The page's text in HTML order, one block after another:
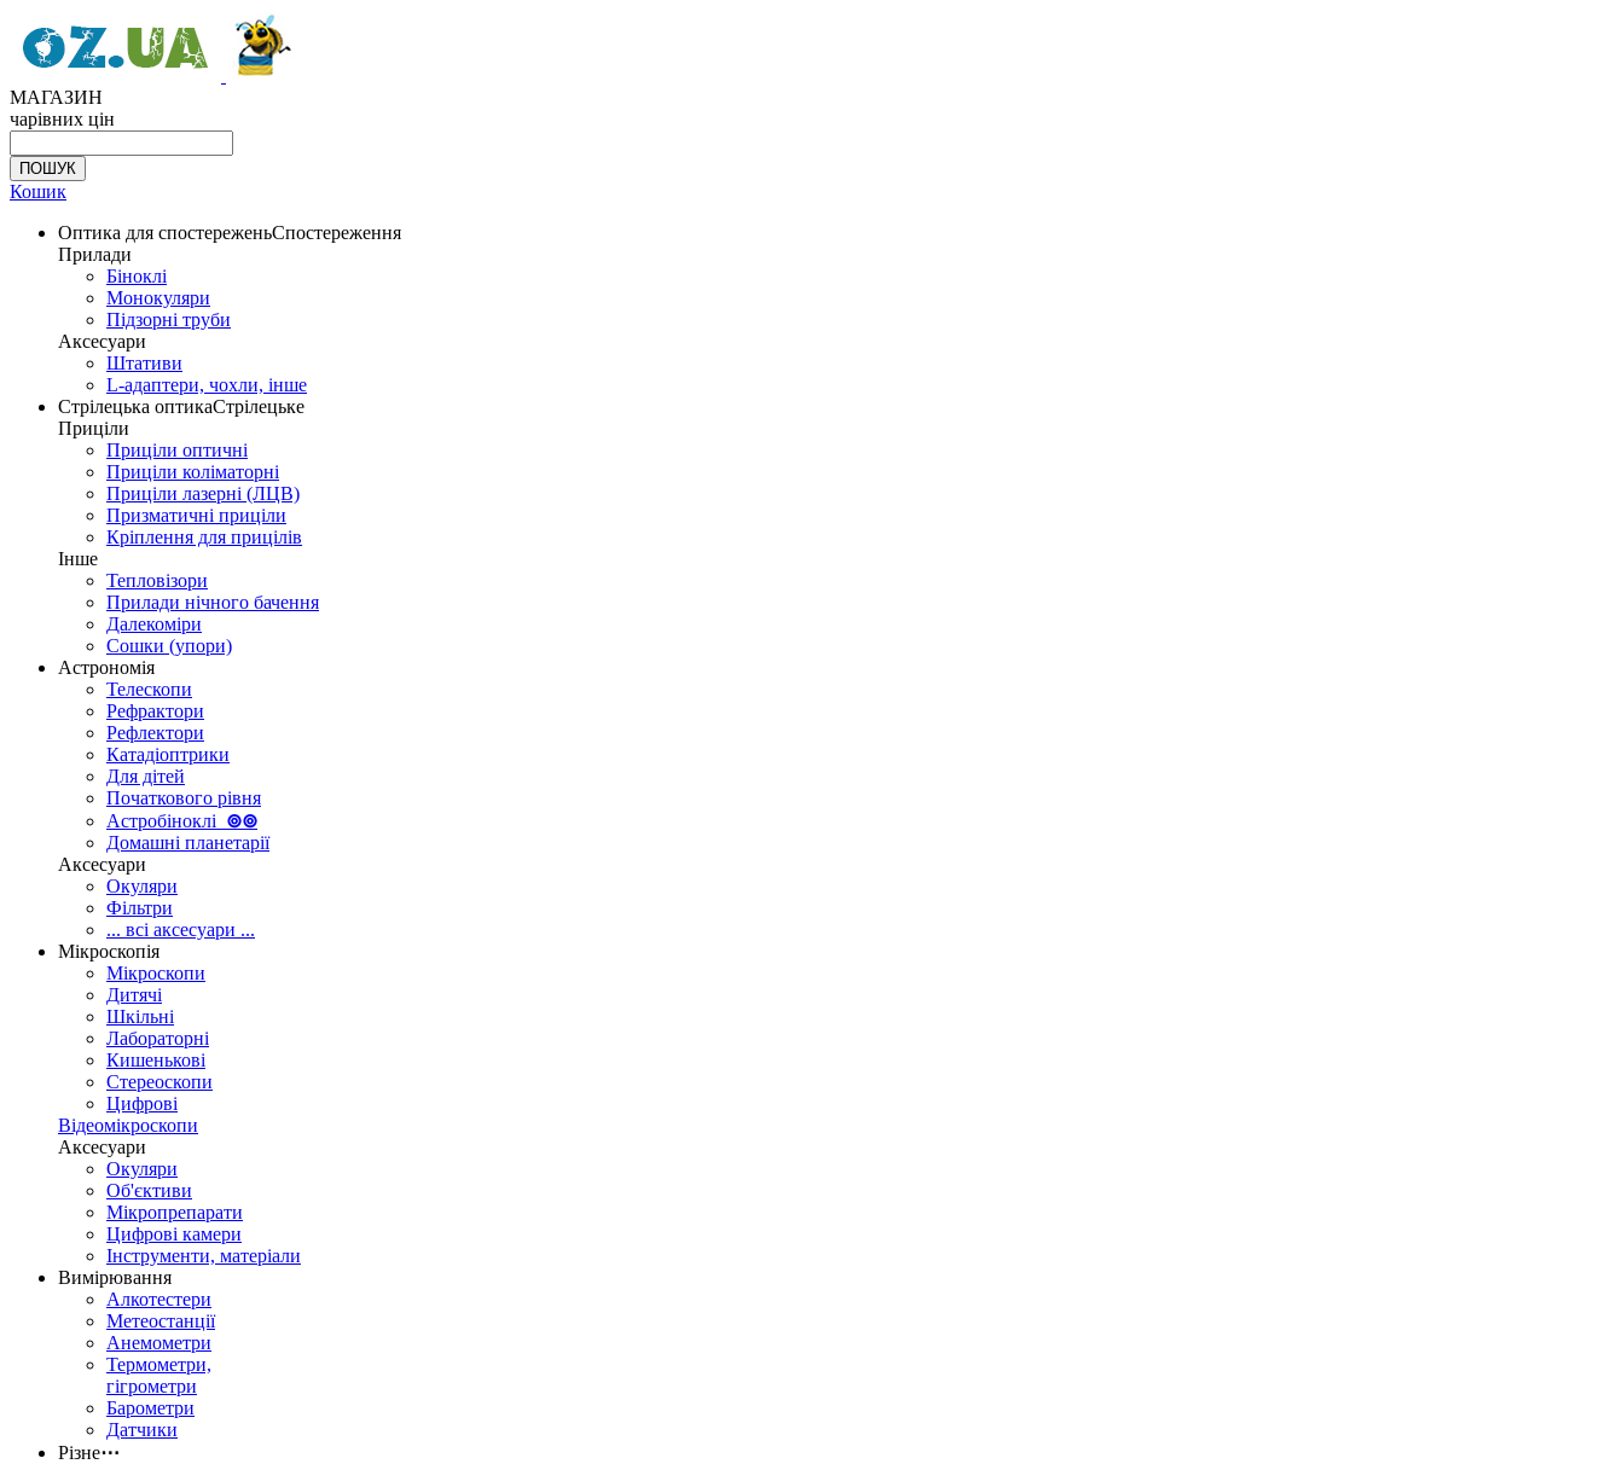
МАГАЗИН
чарівних цін
Кошик
Оптика для спостереженьСпостереження
Прилади
Біноклі
Монокуляри
Підзорні труби
Аксесуари
Штативи
L-адаптери, чохли, інше
Стрілецька оптикаСтрілецьке
Приціли
Приціли оптичні
Приціли коліматорні
Приціли лазерні (ЛЦВ)
Призматичні приціли
Кріплення для прицілів
Інше
Тепловізори
Прилади нічного бачення
Далекоміри
Сошки (упори)
Астрономія
Телескопи
Рефрактори
Рефлектори
Катадіоптрики
Для дітей
Початкового рівня
Астробіноклі ⊚⊚
Домашні планетарії
Аксесуари
Окуляри
Фільтри
... всі аксесуари ...
Мікроскопія
Мікроскопи
Дитячі
Шкільні
Лабораторні
Кишенькові
Стереоскопи
Цифрові
Відеомікроскопи
Аксесуари
Окуляри
Об'єктиви
Мікропрепарати
Цифрові камери
Інструменти, матеріали
Вимірювання
Алкотестери
Метеостанції
Анемометри
Термометри,
гігрометри
Барометри
Датчики
Різне⋯